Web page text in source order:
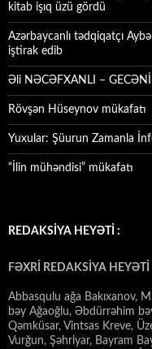
kitab işıq üzü gördü
Azərbaycanlı tədqiqatçı
iştirak edib
Əli NƏCƏFXANLI –
Rövşən Hüseynov mükafatı
Yuxular: Şüurun Zamanla
“İlin mühəndisi” mükafatı
REDAKSİYA HEYƏTİ :
FƏXRİ REDAKSİYA HEYƏTİ
Abbasqulu ağa Bakıxanov,
bəy Ağaoğlu, Əbdürrəhim
Qəmküsar, Vintsas Kreve,
Vurğun, Şəhriyar, Bayram